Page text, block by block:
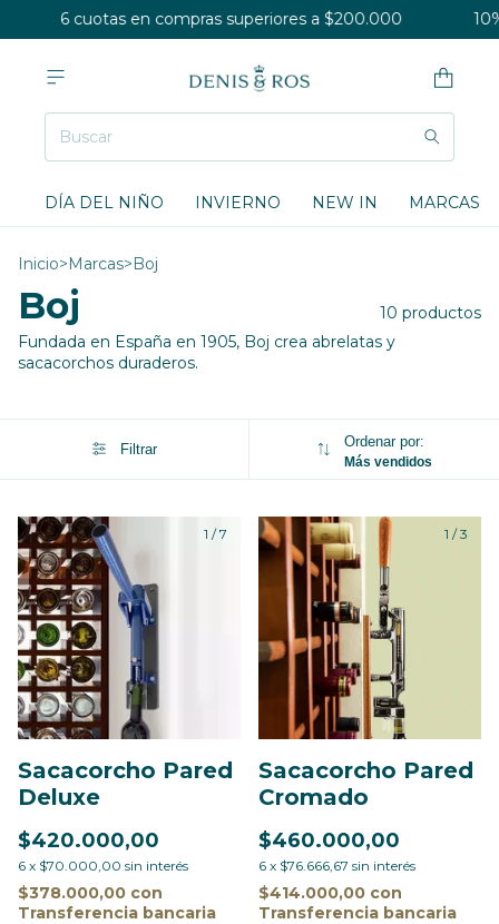
6 cuotas en compras superiores a $200.000
DÍA DEL NIÑO INVIERNO NEW IN MARCAS
Inicio>Marcas>Boj
Boj
10 productos
Fundada en España en 1905, Boj crea abrelatas y
sacacorchos duraderos.
Filtrar Ordenar por:
Más vendidos
1 /7
Sacacorcho Pared
Deluxe
$420.000,00
6 x $70.000,00 sin interés
$378.000,00 con
Transferencia bancaria
1 /3
Sacacorcho Pared
Cromado
$460.000,00
6 x $76.666,67 sin interés
$414.000,00 con
Transferencia bancaria